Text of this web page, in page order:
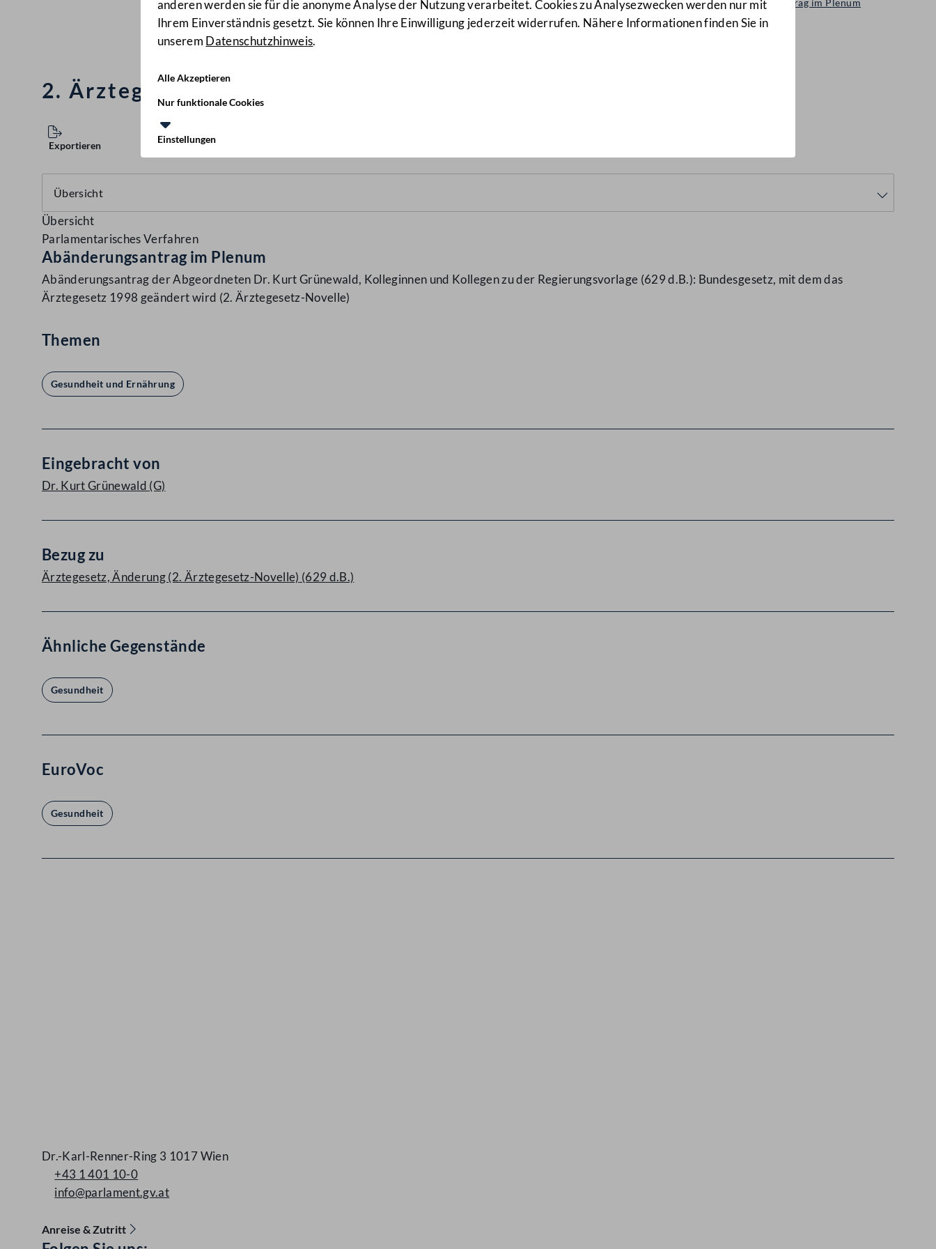
anderen werden sie für die anonyme Analyse der Nutzung verarbeitet. Cookies zu Analysezwecken werden nur mit
Ihrem Einverständnis gesetzt. Sie können Ihre Einwilligung jederzeit widerrufen. Nähere Informationen finden Sie in
unserem Datenschutzhinweis.
Alle Akzeptieren
Nur funktionale Cookies
Einstellungen
Abänderungsantrag im Plenum
AA-158
2. Ärztegesetz-Novelle
Exportieren
Übersicht
Parlamentarisches Verfahren
Abänderungsantrag im Plenum
Abänderungsantrag der Abgeordneten Dr. Kurt Grünewald, Kolleginnen und Kollegen zu der Regierungsvorlage (629 d.B.): Bundesgesetz, mit dem das
Ärztegesetz 1998 geändert wird (2. Ärztegesetz-Novelle)
Themen
Gesundheit und Ernährung
Eingebracht von
Dr. Kurt Grünewald (G)
Bezug zu
Ärztegesetz, Änderung (2. Ärztegesetz-Novelle) (629 d.B.)
Ähnliche Gegenstände
Gesundheit
EuroVoc
Gesundheit
Dr.-Karl-Renner-Ring 3 1017 Wien
+43 1 401 10-0
info@parlament.gv.at
Anreise & Zutritt